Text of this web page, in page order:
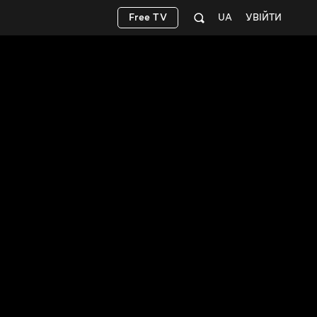
УВІЙТИ
UA
Free TV